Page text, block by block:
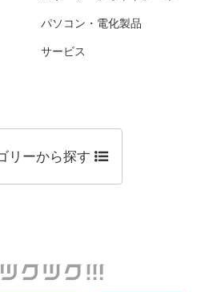
パソコン・電化製品
サービス
リーから探す